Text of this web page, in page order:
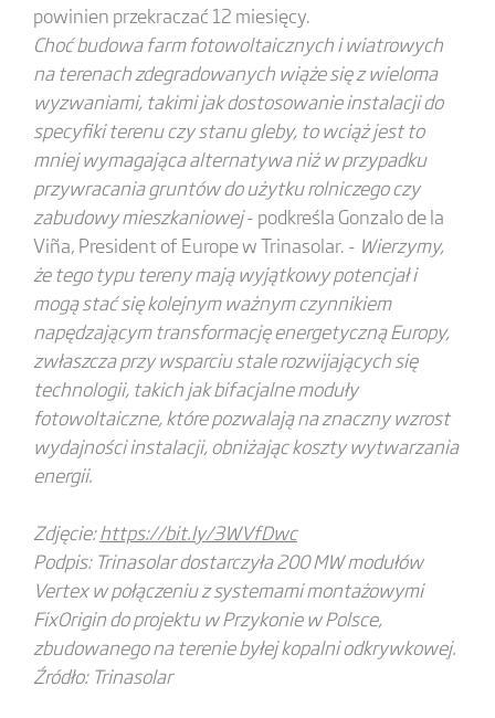
powinien przekraczać 12 miesięcy.
Choć budowa farm fotowoltaicznych i wiatrowych
na terenach zdegradowanych wiąże się z wieloma
wyzwaniami, takimi jak dostosowanie instalacji do
specyfiki terenu czy stanu gleby, to wciąż jest to
mniej wymagająca alternatywa niż w przypadku
przywracania gruntów do użytku rolniczego czy
zabudowy mieszkaniowej- podkreśla Gonzalo de la
Viña, President of Europe w Trinasolar. - Wierzymy,
że tego typu tereny mają wyjątkowy potencjał i
mogą stać się kolejnym ważnym czynnikiem
napędzającym transformację energetyczną Europy,
zwłaszcza przy wsparciu stale rozwijających się
technologii, takich jak bifacjalne moduły
fotowoltaiczne, które pozwalają na znaczny wzrost
wydajności instalacji, obniżając koszty wytwarzania
energii.
Zdjęcie:https://bit.ly/3WVfDwc
Podpis: Trinasolar dostarczyła 200 MW modułów
Vertex w połączeniu z systemami montażowymi
FixOrigin do projektu w Przykonie w Polsce,
zbudowanego na terenie byłej kopalni odkrywkowej.
Źródło: Trinasolar